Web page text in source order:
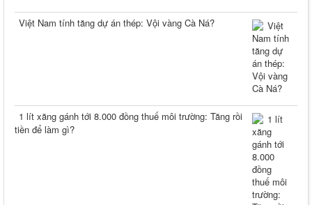
Việt Nam tính tăng dự án thép: Vội vàng Cà Ná?
1 lít xăng gánh tới 8.000 đồng thuế môi trường: Tăng rồi
tiền để làm gì?